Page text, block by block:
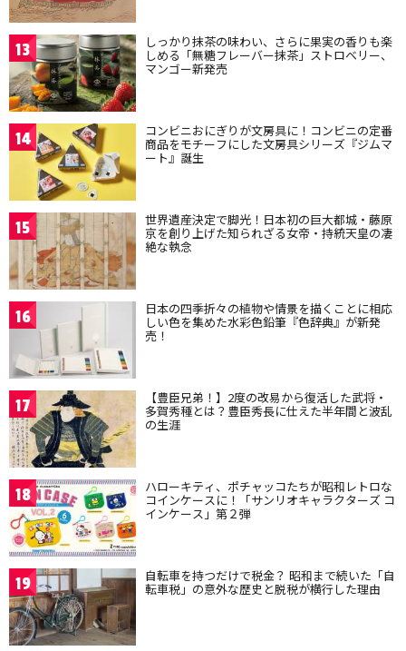
13 しっかり抹茶の味わい、さらに果実の香りも楽
しめる「無糖フレーバー抹茶」ストロベリー、
マンゴー新発売
14 コンビニおにぎりが文房具に！コンビニの定番
商品をモチーフにした文房具シリーズ『ジムマ
ート』誕生
15 世界遺産決定で脚光！日本初の巨大都城・藤原
京を創り上げた知られざる女帝・持統天皇の凄
絶な執念
16 日本の四季折々の植物や情景を描くことに相応
しい色を集めた水彩色鉛筆『色辞典』が新発
売！
17 【豊臣兄弟！】2度の改易から復活した武将・
多賀秀種とは？豊臣秀長に仕えた半年間と波乱
の生涯
18 ハローキティ、ポチャッコたちが昭和レトロな
コインケースに！「サンリオキャラクターズ コ
インケース」第２弾
19 自転車を持つだけで税金？ 昭和まで続いた「自
転車税」の意外な歴史と脱税が横行した理由